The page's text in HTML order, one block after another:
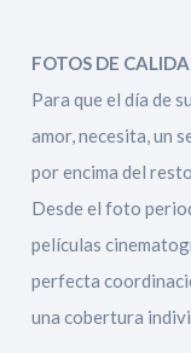
FOTOS DE
Para que el día de
amor, necesita, un
por encima del
Desde el foto
películas
perfecta
una cobertura